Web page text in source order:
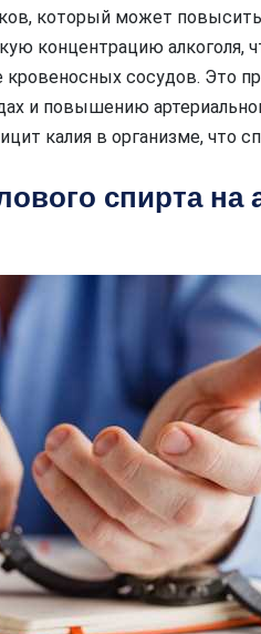
который может
концентрацию алкоголя,
сосудов. Это
и повышению
калия в организме, что
спирта на